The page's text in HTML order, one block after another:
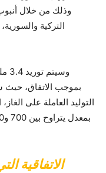
وذلك من خلال
التركية
بموجب الاتفاق،
التوليد العاملة على
الاتفاقية